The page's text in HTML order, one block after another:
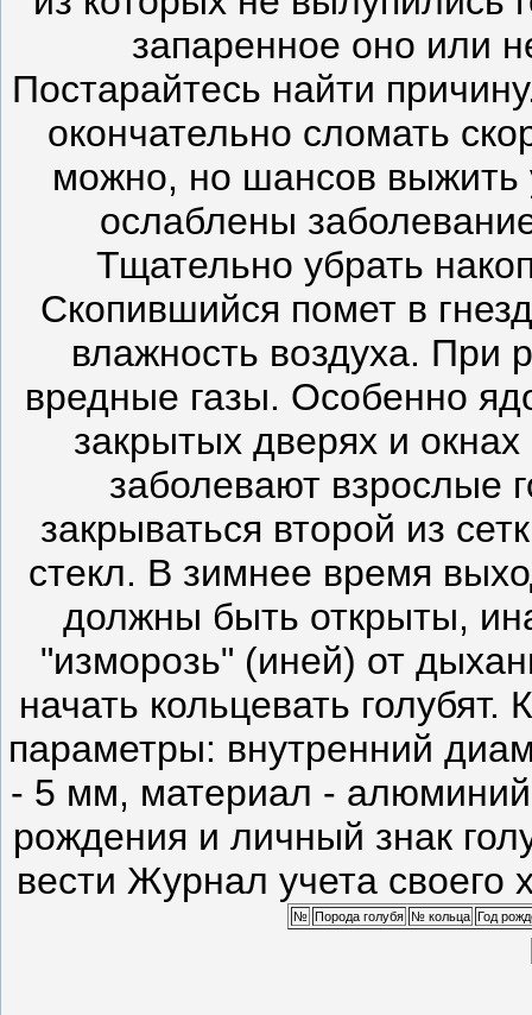
запаренное оно или
Постарайтесь найти
окончательно сломать
можно, но шансов выжить
ослаблены
Тщательно убрать
Скопившийся помет в
влажность воздуха. При
вредные газы. Особенно
закрытых дверях и окнах
заболевают взрослые
закрываться второй из
стекл. В зимнее время
должны быть открыты,
"изморозь" (иней) от
начать кольцевать
параметры: внутренний
- 5 мм, материал -
рождения и личный знак
вести Журнал учета
№ Порода голубя № кольца Год